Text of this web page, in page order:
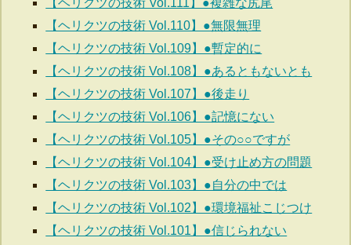
【ヘリクツの技術 Vol.110】●無限無理
【ヘリクツの技術 Vol.109】●暫定的に
【ヘリクツの技術 Vol.108】●あるともないとも
【ヘリクツの技術 Vol.107】●後走り
【ヘリクツの技術 Vol.106】●記憶にない
【ヘリクツの技術 Vol.105】●その○○ですが
【ヘリクツの技術 Vol.104】●受け止め方の問題
【ヘリクツの技術 Vol.103】●自分の中では
【ヘリクツの技術 Vol.102】●環境福祉こじつけ
【ヘリクツの技術 Vol.101】●信じられない